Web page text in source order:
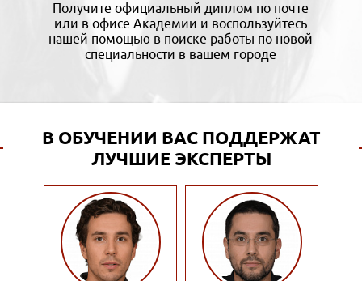
Получите официальный диплом по почте
или в офисе Академии и воспользуйтесь
нашей помощью в поиске работы по новой
специальности в вашем городе
В ОБУЧЕНИИ ВАС ПОДДЕРЖАТ
ЛУЧШИЕ ЭКСПЕРТЫ